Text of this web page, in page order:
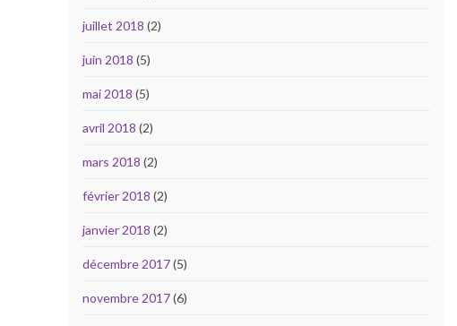
juillet 2018 (2)
juin 2018 (5)
mai 2018 (5)
avril 2018 (2)
mars 2018 (2)
février 2018 (2)
janvier 2018 (2)
décembre 2017(5)
novembre 2017(6)